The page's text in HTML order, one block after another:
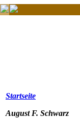
Startseite
August F. Schwarz